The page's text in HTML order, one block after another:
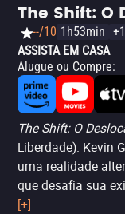
The Shift: O
--/10 1h53min
ASSISTA EM CASA
Alugue ou Compre:
The Shift: O
Liberdade). Kevin
uma realidade
que desafia sua
Heasley, este
[+]